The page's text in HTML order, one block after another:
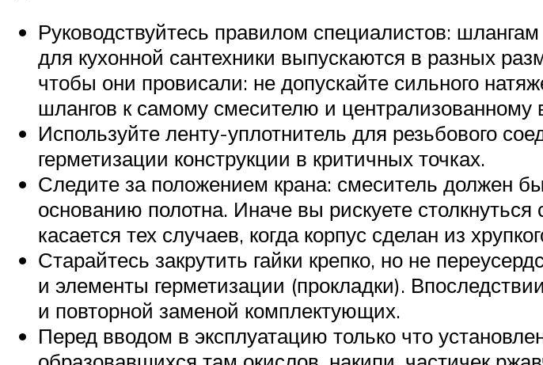
Руководствуйтесь правилом специалистов:
для кухонной сантехники выпускаются в разных
чтобы они провисали: не допускайте сильного
шлангов к самому смесителю и централизованному
Используйте ленту-уплотнитель для резьбового
герметизации конструкции в критичных точках.
Следите за положением крана: смеситель должен
основанию полотна. Иначе вы рискуете
касается тех случаев, когда корпус сделан из
Старайтесь закрутить гайки крепко, но не
и элементы герметизации (прокладки).
и повторной заменой комплектующих.
Перед вводом в эксплуатацию только что